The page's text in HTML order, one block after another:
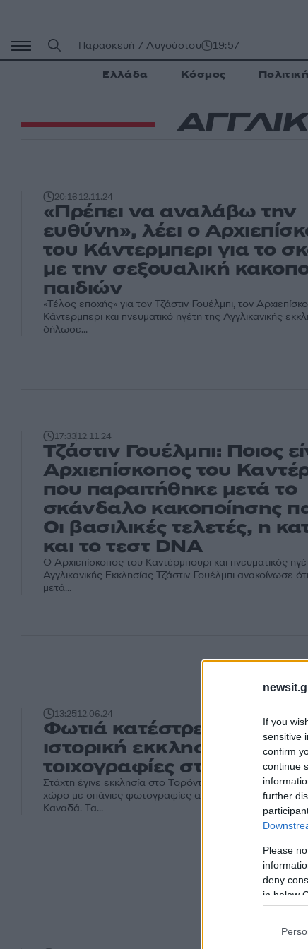
If you
sensitive
confirm
continue
further
Please
deny
in below
περιεχόμενο
Παρασκευή 7 Αυγούστου 19:57
Ελλάδα Κόσμος Πολιτική
20:1612.11.24
«Πρέπει να αναλάβω την
ευθύνη», λέει ο
του Κάντερμπερι για το
με την σεξουαλική
παιδιών
«Τέλος εποχής» για τον Τζάστιν Γουέλμπι, τον
Κάντερμπερι και πνευματικό ηγέτη της Αγγλικανικής
δήλωσε...
17:3312.11.24
Τζάστιν Γουέλμπι: Ποιος
Αρχιεπίσκοπος του
που παραιτήθηκε μετά το
σκάνδαλο κακοποίησης
Οι βασιλικές τελετές, η
και το τεστ DNA
O Αρχιεπίσκοπος του Καντέρμπουρι και πνευματικός
Αγγλικανικής Εκκλησίας Τζάστιν Γουέλμπι ανακοίνωσε ότι
μετά...
13:2512.06.24
Φωτιά κατέστρεψε
ιστορική εκκλησία με
τοιχογραφίες στο Τορόντο
Στάχτη έγινε εκκλησία στο Τορόντο, καθώς κατέστρεψε
χώρο με σπάνιες φωτογραφίες από σπουδαίους
Καναδά. Τα...